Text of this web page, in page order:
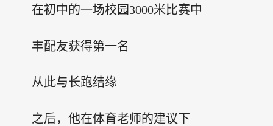
在初中的一场校园3000米比赛中
丰配友获得第一名
从此与长跑结缘
之后，他在体育老师的建议下